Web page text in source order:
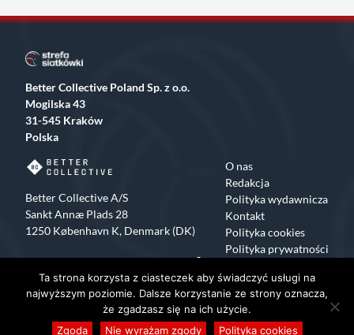
Better Collective Poland Sp. z o.o.
Mogilska 43
31-545 Kraków
Polska
Better Collective A/S
Sankt Annæ Plads 28
1250 København K, Denmark (DK)
O nas
Redakcja
Polityka wydawnicza
Kontakt
Polityka cookies
Polityka prywatności
Facebook
X Instagram
TikTok
Copyrights 2015-2024 Strefa Siatkówki All rights reserved
Ta strona korzysta z ciasteczek aby świadczyć usługi na
najwyższym poziomie. Dalsze korzystanie ze strony oznacza,
że zgadzasz się na ich użycie.
Zgoda
Nie wyrażam zgody Polityka cookies